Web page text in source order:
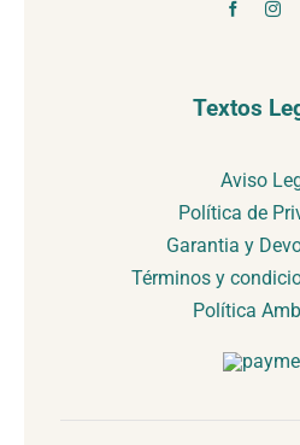
Textos
Aviso
Política de
Garantia y
Términos y
Política